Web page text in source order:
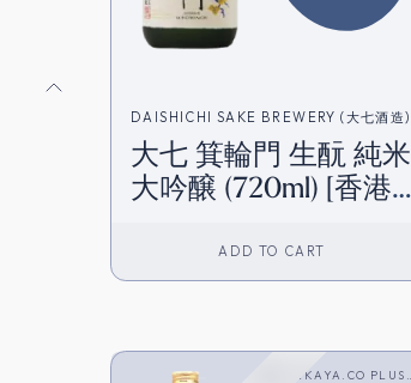
DAISHICHI SAKE BREWERY (大七酒造)
大七 箕輪門 生酛 純米
大吟醸 (720ml) [香港
ADD TO CART
SAKAYA.CO PLUS